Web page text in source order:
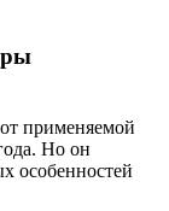
применяемой
Но он
особенностей